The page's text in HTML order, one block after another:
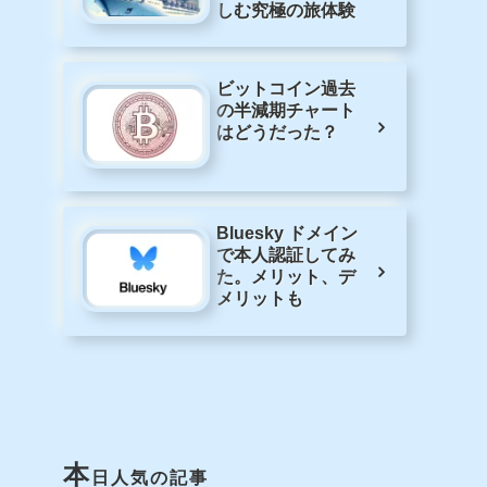
しむ究極の旅体験
ビットコイン過去
の半減期チャート
はどうだった？
Bluesky ドメイン
で本人認証してみ
た。メリット、デ
メリットも
本 日人気の記事